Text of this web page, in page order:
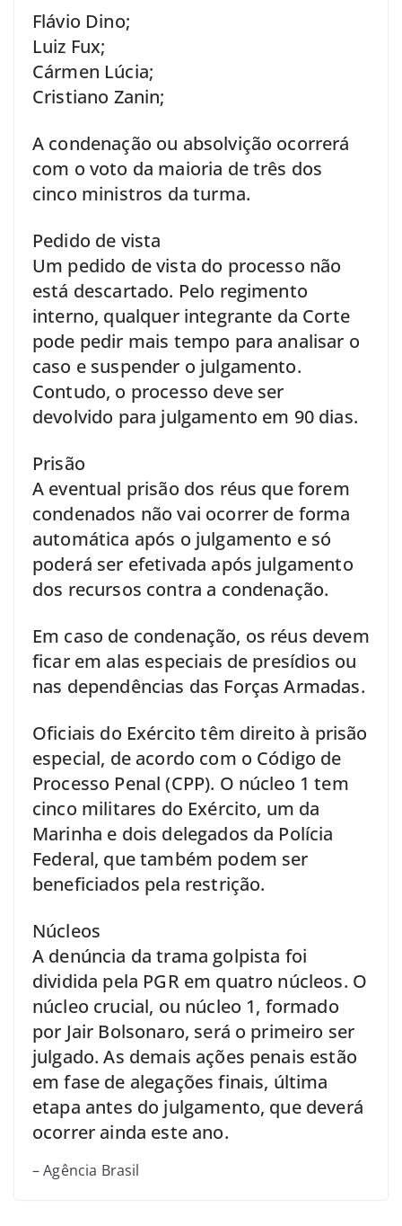
Flávio Dino;
Luiz Fux;
Cármen Lúcia;
Cristiano Zanin;
A condenação ou absolvição ocorrerá
com o voto da maioria de três dos
cinco ministros da turma.
Pedido de vista
Um pedido de vista do processo não
está descartado. Pelo regimento
interno, qualquer integrante da Corte
pode pedir mais tempo para analisar o
caso e suspender o julgamento.
Contudo, o processo deve ser
devolvido para julgamento em 90 dias.
Prisão
A eventual prisão dos réus que forem
condenados não vai ocorrer de forma
automática após o julgamento e só
poderá ser efetivada após julgamento
dos recursos contra a condenação.
Em caso de condenação, os réus devem
ficar em alas especiais de presídios ou
nas dependências das Forças Armadas.
Oficiais do Exército têm direito à prisão
especial, de acordo com o Código de
Processo Penal (CPP). O núcleo 1 tem
cinco militares do Exército, um da
Marinha e dois delegados da Polícia
Federal, que também podem ser
beneficiados pela restrição.
Núcleos
A denúncia da trama golpista foi
dividida pela PGR em quatro núcleos. O
núcleo crucial, ou núcleo 1, formado
por Jair Bolsonaro, será o primeiro ser
julgado. As demais ações penais estão
em fase de alegações finais, última
etapa antes do julgamento, que deverá
ocorrer ainda este ano.
– Agência Brasil